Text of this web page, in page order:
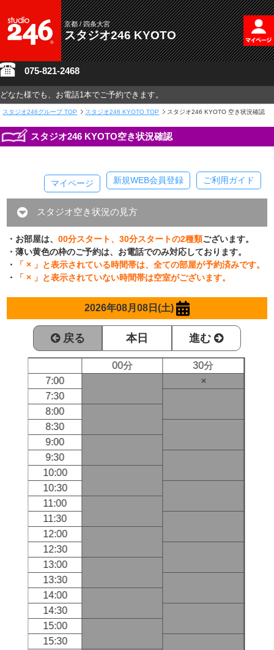
京都 / 四条大宮
スタジオ246 KYOTO
075-821-2468
どなた様でも、お電話1本でご予約できます。
スタジオ246グループ TOP スタジオ246 KYOTO TOP スタジオ246 KYOTO 空き状況確認
スタジオ246 KYOTO空き状況確認
ご利用ガイド
新規WEB会員登録
マイページ
スタジオ空き状況の見方
・お部屋は、00分スタート、30分スタートの2種類ございます。
・薄い黄色の枠のご予約は、お電話でのみ対応しております。
・
「 × 」と表示されている時間帯は、全ての部屋が予約済みです。
・
「 × 」と表示されていない時間帯は空室がございます。
2026年08月08日(土)
戻る 本日 進む
00分
30分
7:00
×
7:30
8:00
8:30
9:00
9:30
10:00
10:30
11:00
11:30
12:00
12:30
13:00
13:30
14:00
14:30
15:00
15:30